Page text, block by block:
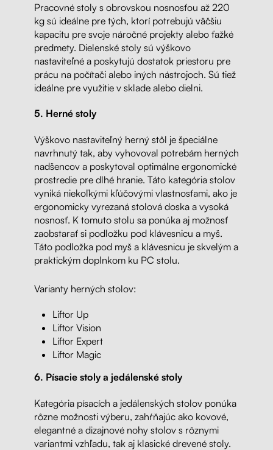
Pracovné stoly s obrovskou nosnosťou až 220
kg sú ideálne pre tých, ktorí potrebujú väčšiu
kapacitu pre svoje náročné projekty alebo ťažké
predmety. Dielenské stoly sú výškovo
nastaviteľné a poskytujú dostatok priestoru pre
prácu na počítači alebo iných nástrojoch. Sú tiež
ideálne pre využitie v sklade alebo dielni.
5. Herné stoly
Výškovo nastaviteľný herný stôl je špeciálne
navrhnutý tak, aby vyhovoval potrebám herných
nadšencov a poskytoval optimálne ergonomické
prostredie pre dlhé hranie. Táto kategória stolov
vyniká niekoľkými kľúčovými vlastnosťami, ako je
ergonomicky vyrezaná stolová doska a vysoká
nosnosť. K tomuto stolu sa ponúka aj možnosť
zaobstarať si podložku pod klávesnicu a myš.
Táto podložka pod myš a klávesnicu je skvelým a
praktickým doplnkom ku PC stolu.
Varianty herných stolov:
Liftor Up
Liftor Vision
Liftor Expert
Liftor Magic
6. Písacie stoly a jedálenské stoly
Kategória písacích a jedálenských stolov ponúka
rôzne možnosti výberu, zahŕňajúc ako kovové,
elegantné a dizajnové nohy stolov s rôznymi
variantmi vzhľadu, tak aj klasické drevené stoly.